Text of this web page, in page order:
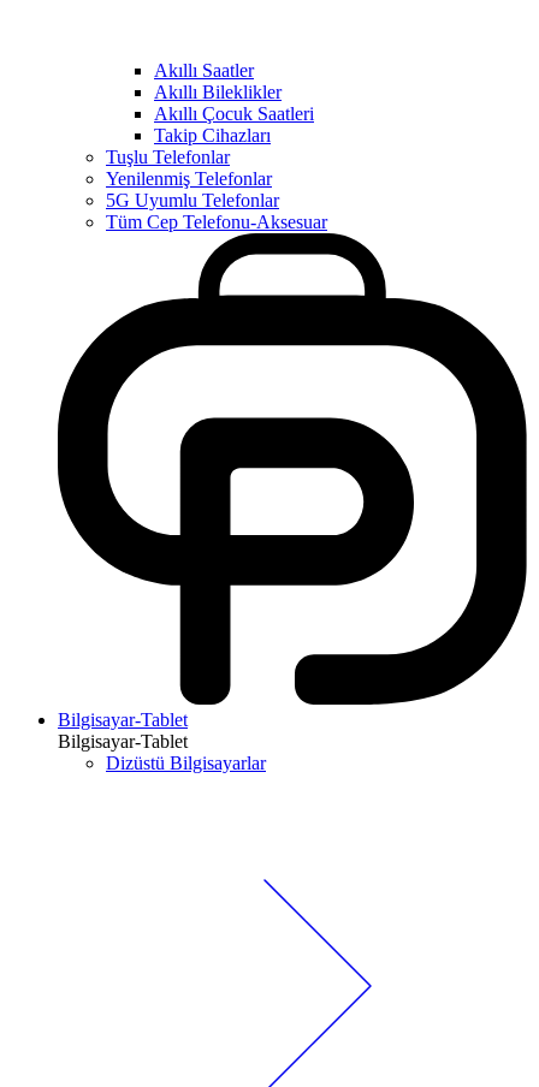
Akıllı Saatler
Akıllı Bileklikler
Akıllı Çocuk Saatleri
Takip Cihazları
Tuşlu Telefonlar
Yenilenmiş Telefonlar
5G Uyumlu Telefonlar
Tüm Cep Telefonu-Aksesuar
Bilgisayar-Tablet
Bilgisayar-Tablet
Dizüstü Bilgisayarlar